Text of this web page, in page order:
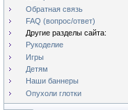
Обратная связь
FAQ (вопрос/ответ)
Другие разделы сайта:
Рукоделие
Игры
Детям
Наши баннеры
Опухоли глотки